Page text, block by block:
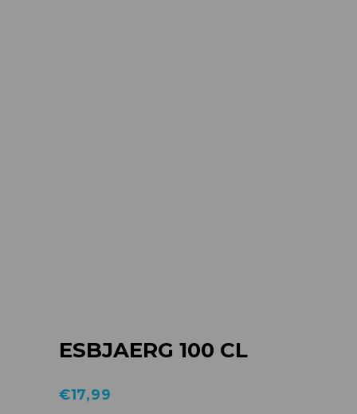
ESBJAERG 100 CL
€17,99